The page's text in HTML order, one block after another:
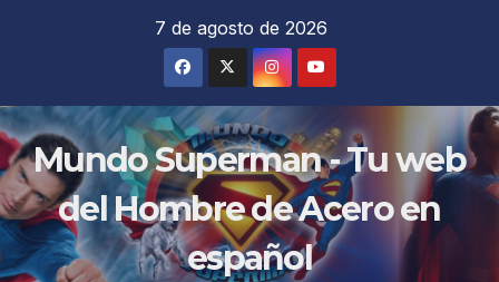
7 de agosto de 2026
Mundo Superman - Tu web
del Hombre de Acero en
español